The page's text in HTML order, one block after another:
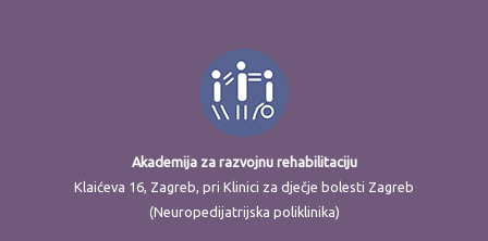
Akademija za razvojnu rehabilitaciju
Klaićeva 16, Zagreb, pri Klinici za dječje bolesti Zagreb
(Neuropedijatrijska poliklinika)